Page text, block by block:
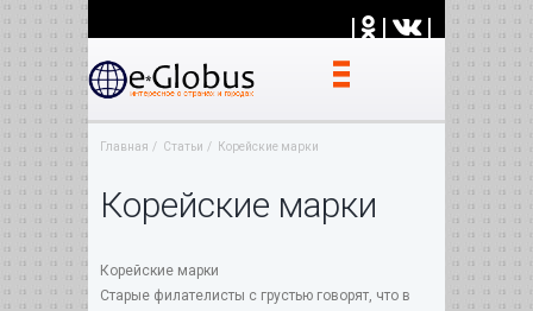
| | |
Главная Статьи Корейские марки
Корейские марки
Корейские марки
Старые филателисты с грустью говорят, что в